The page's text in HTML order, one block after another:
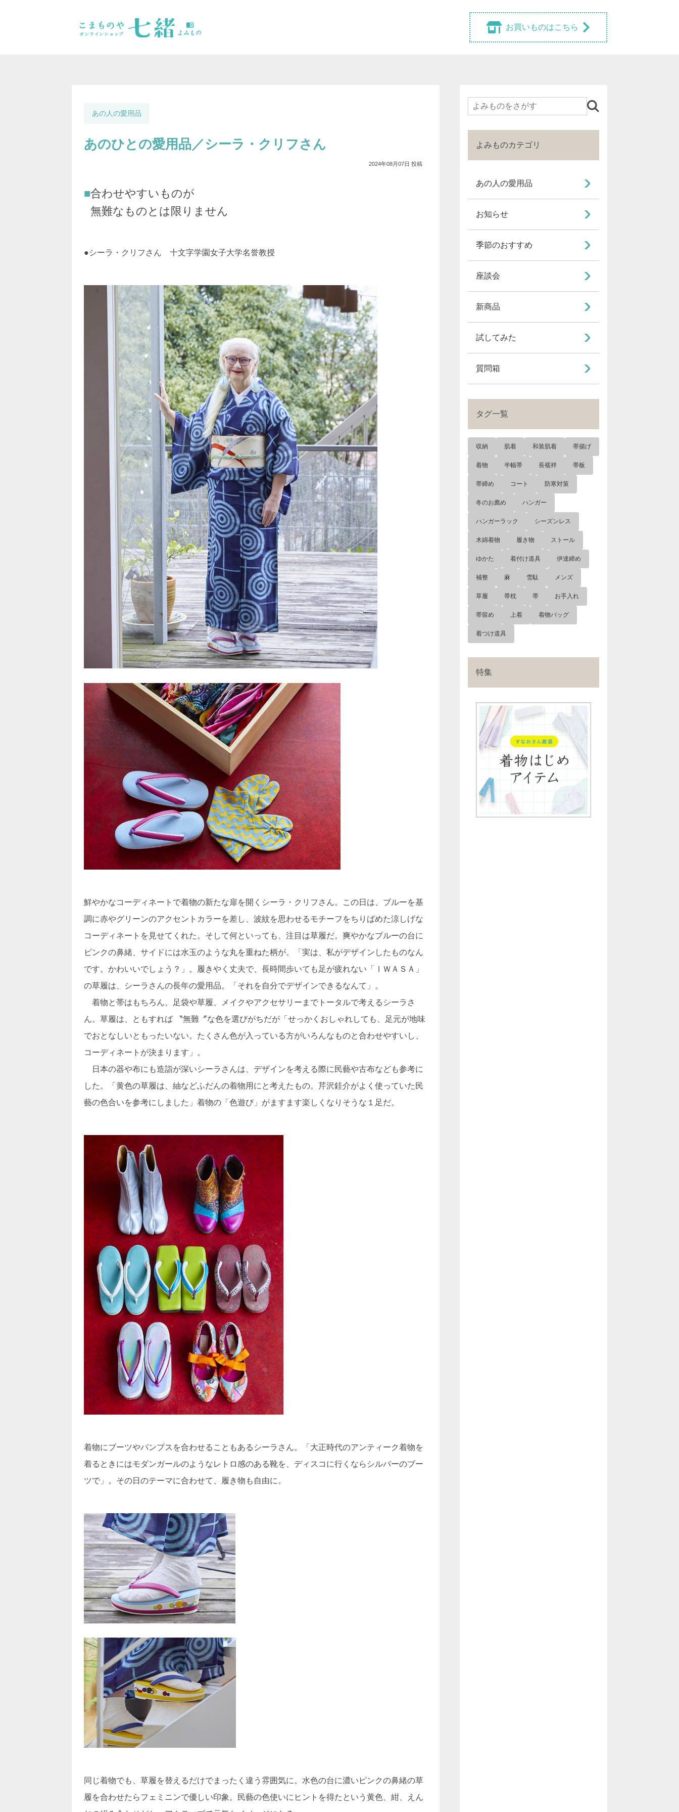
お買いものはこちら
あの人の愛用品
あのひとの愛用品／シーラ・クリフさん
2024年08月07日
合わせやすいものが
無難なものとは限りません
●シーラ・クリフさん 十文字学園女子大学名誉教授
鮮やかなコーディネートで着物の新たな扉を開くシーラ・クリフさん。この日は、ブルーを基
調に赤やグリーンのアクセントカラーを差し、波紋を思わせるモチーフをちりばめた涼しげな
コーディネートを見せてくれた。そして何といっても、注目は草履だ。爽やかなブルーの台に
ピンクの鼻緒、サイドには水玉のような丸を重ねた柄が。「実は、私がデザインしたものなん
です。かわいいでしょう？」。履きやく丈夫で、長時間歩いても足が疲れない「ＩＷＡＳＡ」
の草履は、シーラさんの長年の愛用品。「それを自分でデザインできるなんて」。
着物と帯はもちろん、足袋や草履、メイクやアクセサリーまでトータルで考えるシーラさ
ん。草履は、ともすれば 〝無難〞な色を選びがちだが「せっかくおしゃれしても、足元が地味
でおとなしいともったいない。たくさん色が入っている方がいろんなものと合わせやすいし、
コーディネートが決まります」。
日本の器や布にも造詣が深いシーラさんは、デザインを考える際に民藝や古布なども参考に
した。「黄色の草履は、紬などふだんの着物用にと考えたもの。芹沢銈介がよく使っていた民
藝の色合いを参考にしました」着物の「色遊び」がますます楽しくなりそうな１足だ。
着物にブーツやパンプスを合わせることもあるシーラさん。「大正時代のアンティーク着物を
着るときにはモダンガールのようなレトロ感のある靴を、ディスコに行くならシルバーのブー
ツで」。その日のテーマに合わせて、履き物も自由に。
同じ着物でも、草履を替えるだけでまったく違う雰囲気に。水色の台に濃いピンクの鼻緒の草
履を合わせたらフェミニンで優しい印象。民藝の色使いにヒントを得たという黄色、紺、えん
検
索
よみものカテゴリ
あの人の愛用品
お知らせ
季節のおすすめ
座談会
新商品
試してみた
質問箱
タグ一覧
収納 肌着 和装肌着 帯揚げ
着物 半幅帯 長襦袢 帯板
帯締め コート 防寒対策
冬のお薦め ハンガー
ハンガーラック シーズンレス
木綿着物 履き物 ストール
ゆかた 着付け道具 伊達締め
補整 麻 雪駄 メンズ
草履 帯枕 帯 お手入れ
帯留め 上着 着物バッグ
着つけ道具
特集